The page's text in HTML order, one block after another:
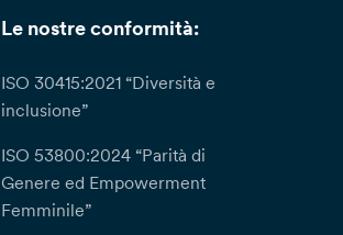
Le nostre conformità:
ISO 30415:2021 “Diversità e
inclusione”
ISO 53800:2024 “Parità di
Genere ed Empowerment
Femminile”